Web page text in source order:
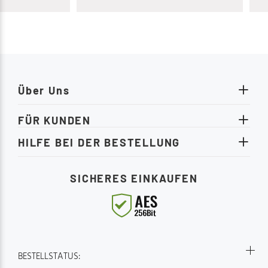
BESTELLSTATUS:
Über Uns
FÜR KUNDEN
HILFE BEI DER BESTELLUNG
SICHERES EINKAUFEN